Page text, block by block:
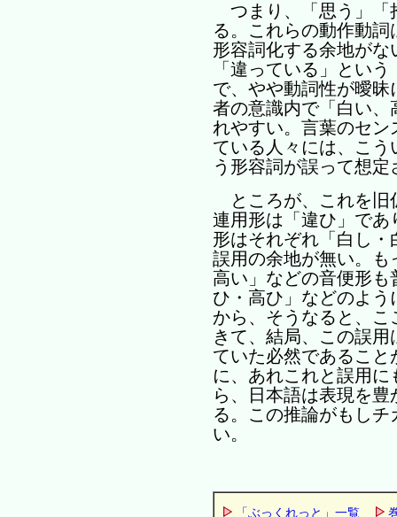
つまり、「思う」「
る。これらの動作動
形容詞化する余地が
「違っている」とい
で、やや動詞性が曖
者の意識内で「白い
れやすい。言葉のセ
ている人々には、こ
う形容詞が誤って想
ところが、これを旧
連用形は「違ひ」で
形はそれぞれ「白し
誤用の余地が無い。
高い」などの音便形
ひ・高ひ」などのよ
から、そうなると、
きて、結局、この誤
ていた必然であるこ
に、あれこれと誤用
ら、日本語は表現を
る。この推論がもし
い。
「ぶっくれっと」一覧